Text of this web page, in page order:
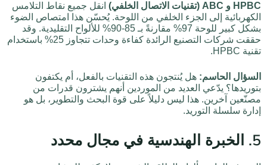
HPBC و ABC (تقنيات الاتصال الخلفي)
انقل جميع نقاط التلامس
الكهربائية إلى الجزء الخلفي من اللوحة. يُحسّن هذا امتصاص الضوء
بشكل كبير للوحة 97% مقارنةً بـ 85-90% للألواح التقليدية. وقد
حققت شركات التصنيع الرائدة كفاءة وحدات تتجاوز 25% باستخدام
تقنية HPBC.
السؤال الحاسم: هل يُنتجون هذه التقنيات بالفعل، أم يكتفون
بتوريدها؟ يدّعي العديد من الموردين أنهم يشترون قدرات من
مصنّعين آخرين. هذا ليس دليلاً على قوة البحث والتطوير، بل هو
إدارة سلسلة التوريد.
5. الخبرة الهندسية في مجال محدد